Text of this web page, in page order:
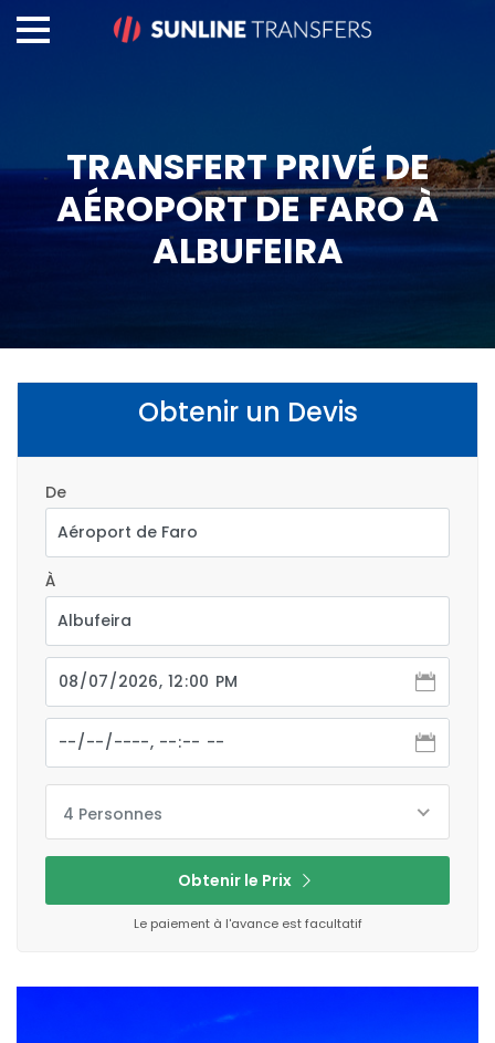
TRANSFERT PRIVÉ DE
AÉROPORT DE FARO À
ALBUFEIRA
Obtenir un Devis
De
À
4 Personnes
Obtenir le Prix
Le paiement à l'avance est facultatif